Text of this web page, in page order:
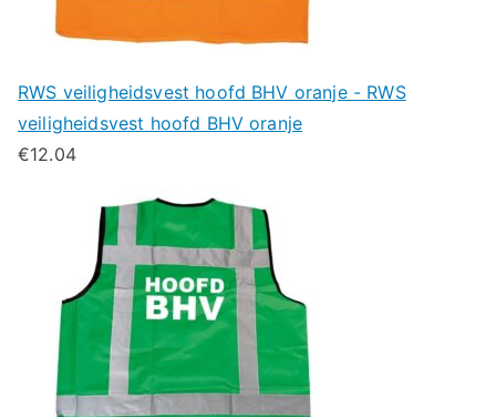
RWS veiligheidsvest hoofd BHV oranje - RWS
veiligheidsvest hoofd BHV oranje
€12.04